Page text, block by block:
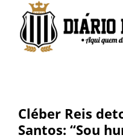
conteúdo
Cléber Reis
Santos: “Sou